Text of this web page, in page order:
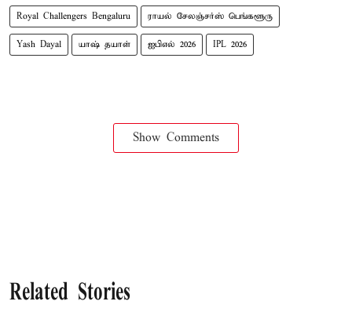
Royal Challengers Bengaluru ராயல் சேலஞ்சர்ஸ் பெங்களூரு
Yash Dayal யாஷ் தயாள் ஐபிஎல் 2026 IPL 2026
Show Comments
Related Stories